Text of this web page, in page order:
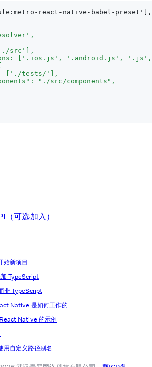
react-native-babel-preset'],
src'],
['.ios.js', '.android.js',
['./tests/'],
"./src/components",
可选加入）
始新项目
TypeScript
非 TypeScript
Native 是如何工作的
Native 的示例
用自定义路径别名